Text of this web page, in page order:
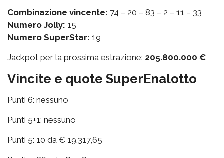
Combinazione vincente: 74 – 20 – 83 – 2 – 11 – 33
Numero Jolly: 15
Numero SuperStar: 19
Jackpot per la prossima estrazione: 205.800.000 €
Vincite e quote SuperEnalotto
Punti 6: nessuno
Punti 5+1: nessuno
Punti 5: 10 da € 19.317,65